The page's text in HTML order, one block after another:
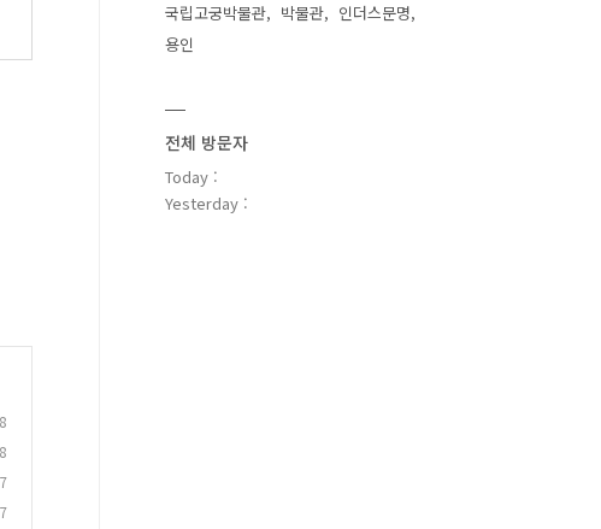
국립고궁박물관
박물관
인더스문명
용인
전체 방문자
Today :
Yesterday :